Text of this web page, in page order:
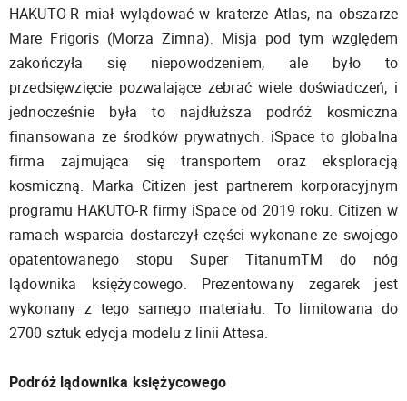
HAKUTO-R miał wylądować w kraterze Atlas, na obszarze
Mare Frigoris (Morza Zimna). Misja pod tym względem
zakończyła się niepowodzeniem, ale było to
przedsięwzięcie pozwalające zebrać wiele doświadczeń, i
jednocześnie była to najdłuższa podróż kosmiczna
finansowana ze środków prywatnych. iSpace to globalna
firma zajmująca się transportem oraz eksploracją
kosmiczną. Marka Citizen jest partnerem korporacyjnym
programu HAKUTO-R firmy iSpace od 2019 roku. Citizen w
ramach wsparcia dostarczył części wykonane ze swojego
opatentowanego stopu Super TitanumTM do nóg
lądownika księżycowego. Prezentowany zegarek jest
wykonany z tego samego materiału. To limitowana do
2700 sztuk edycja modelu z linii Attesa.
Podróż lądownika księżycowego